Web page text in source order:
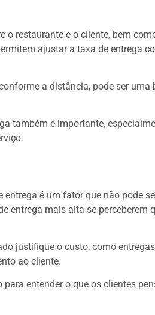
o restaurante e o cliente, bem
ajustar a taxa de entrega
a distância, pode ser uma
também é importante,
entrega é um fator que não pode
entrega mais alta se perceberem
justifique o custo, como
ao cliente.
entender o que os clientes